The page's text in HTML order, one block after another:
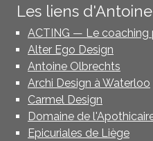
Les liens d'Antoine
ACTING — Le coaching
Alter Ego Design
Antoine Olbrechts
Archi Design à Waterloo
Carmel Design
Domaine de
Epicuriales de Liège